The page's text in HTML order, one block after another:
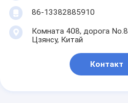
86-13382885910
Комната 408, дорога
Цзянсу, Китай
Контакт